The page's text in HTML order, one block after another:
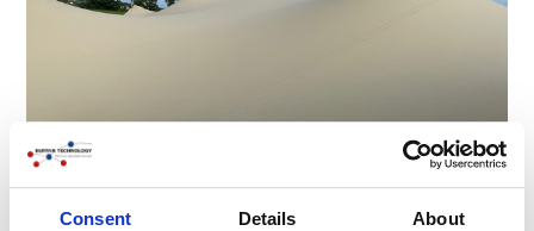
Consent Details About